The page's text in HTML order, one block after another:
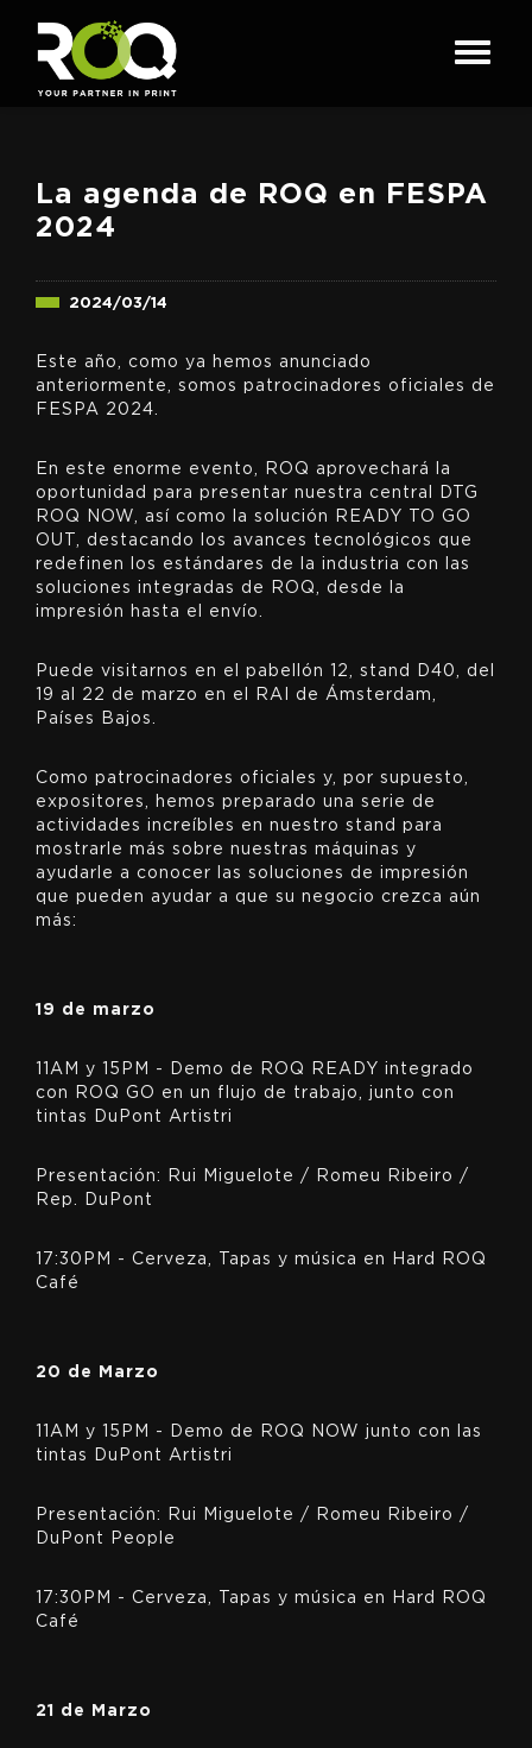
La agenda de ROQ en FESPA
2024
2024/03/14
Este año, como ya hemos anunciado
anteriormente, somos patrocinadores oficiales de
FESPA 2024.
En este enorme evento, ROQ aprovechará la
oportunidad para presentar nuestra central DTG
ROQ NOW, así como la solución READY TO GO
OUT, destacando los avances tecnológicos que
redefinen los estándares de la industria con las
soluciones integradas de ROQ, desde la
impresión hasta el envío.
Puede visitarnos en el pabellón 12, stand D40, del
19 al 22 de marzo en el RAI de Ámsterdam,
Países Bajos.
Como patrocinadores oficiales y, por supuesto,
expositores, hemos preparado una serie de
actividades increíbles en nuestro stand para
mostrarle más sobre nuestras máquinas y
ayudarle a conocer las soluciones de impresión
que pueden ayudar a que su negocio crezca aún
más:
19 de marzo
11AM y 15PM - Demo de ROQ READY integrado
con ROQ GO en un flujo de trabajo, junto con
tintas DuPont Artistri
Presentación: Rui Miguelote / Romeu Ribeiro /
Rep. DuPont
17:30PM - Cerveza, Tapas y música en Hard ROQ
Café
20 de Marzo
11AM y 15PM - Demo de ROQ NOW junto con las
tintas DuPont Artistri
Presentación: Rui Miguelote / Romeu Ribeiro /
DuPont People
17:30PM - Cerveza, Tapas y música en Hard ROQ
Café
21 de Marzo